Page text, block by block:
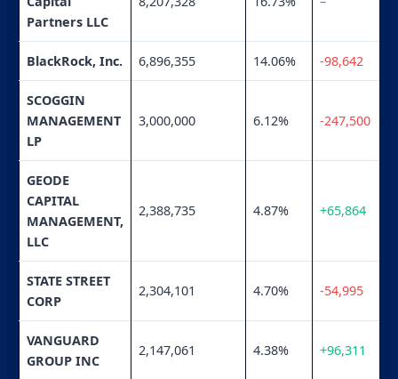
Partners LLC
BlackRock, Inc. 6,896,355 14.06% -98,642
SCOGGIN
MANAGEMENT
LP
3,000,000 6.12% -247,500
GEODE
CAPITAL
MANAGEMENT,
LLC
2,388,735 4.87% +65,864
STATE STREET
CORP
2,304,101 4.70% -54,995
VANGUARD
GROUP INC
2,147,061 4.38% +96,311